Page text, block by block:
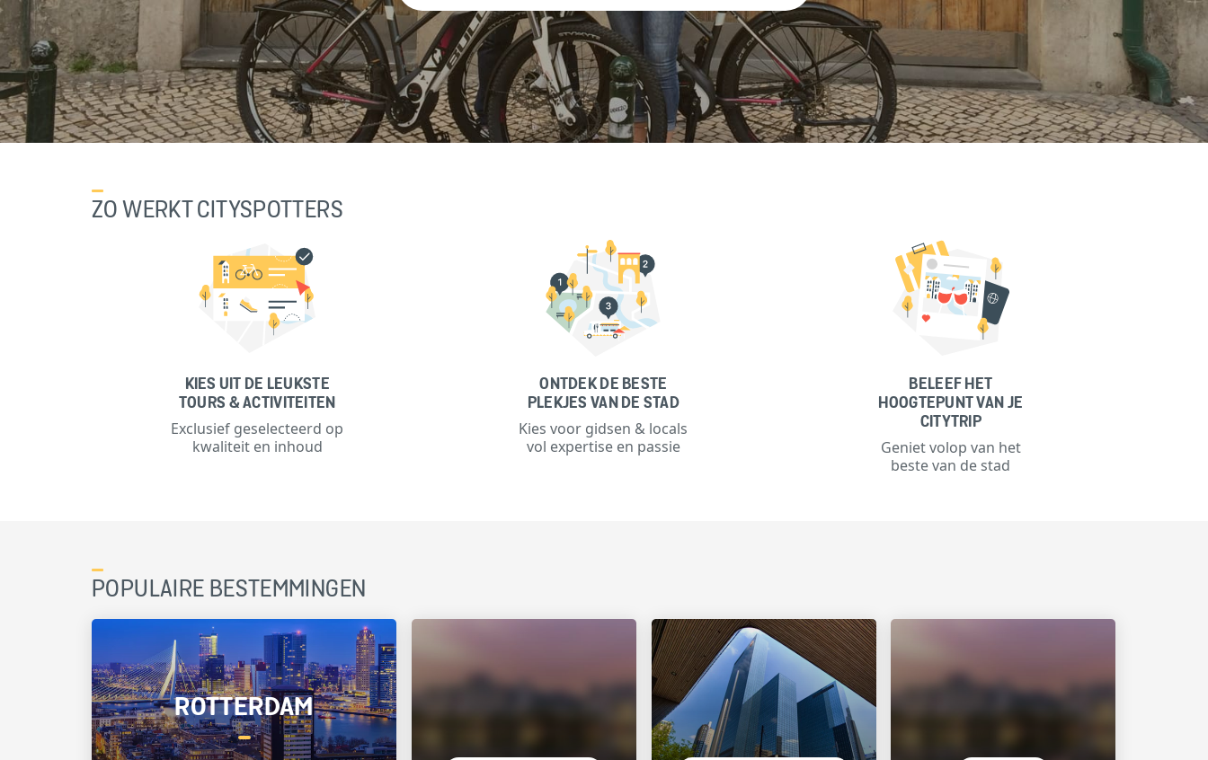
ZO WERKT CITYSPOTTERS
KIES UIT DE LEUKSTE
TOURS & ACTIVITEITEN
Exclusief geselecteerd op
kwaliteit en inhoud
ONTDEK DE BESTE
PLEKJES VAN DE STAD
Kies voor gidsen & locals
vol expertise en passie
BELEEF HET
HOOGTEPUNT VAN JE
CITYTRIP
Geniet volop van het
beste van de stad
POPULAIRE BESTEMMINGEN
ROTTERDAM